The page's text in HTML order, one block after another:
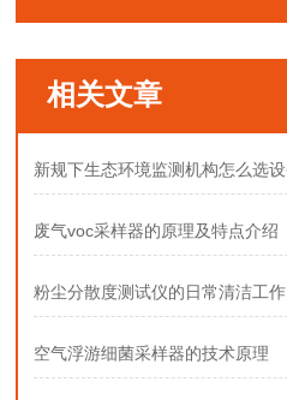
相关文章
废气voc采样器的原理及特点介绍
粉尘分散度测试仪的日常清洁工作
空气浮游细菌采样器的技术原理